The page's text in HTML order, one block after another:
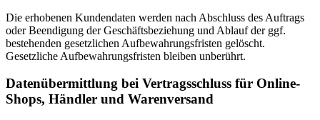
Die erhobenen Kundendaten werden nach Abschluss des Auftrags
oder Beendigung der Geschäftsbeziehung und Ablauf der ggf.
bestehenden gesetzlichen Aufbewahrungsfristen gelöscht.
Gesetzliche Aufbewahrungsfristen bleiben unberührt.
Daten­übermittlung bei Vertragsschluss für Online-
Shops, Händler und Warenversand